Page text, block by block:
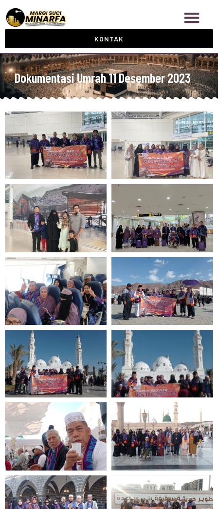
KONTAK
Dokumentasi Umrah 11 Desember 2023